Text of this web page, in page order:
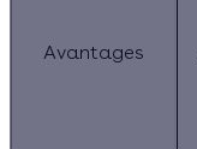
Avantages